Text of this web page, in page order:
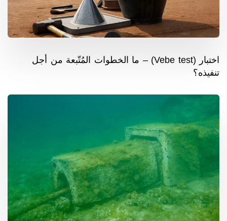
اختبار (Vebe test) – ما الخطوات المُتّبعة من أجل
تنفيذه؟